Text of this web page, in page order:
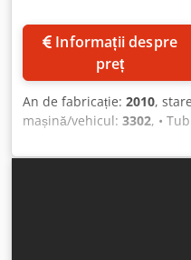
preț
An de fabricație: 2010,
mașină/vehicul: 3302, •
mm; sau tub ondulat cu
maximă de 20 m/min.
interior al rolei: 450-600